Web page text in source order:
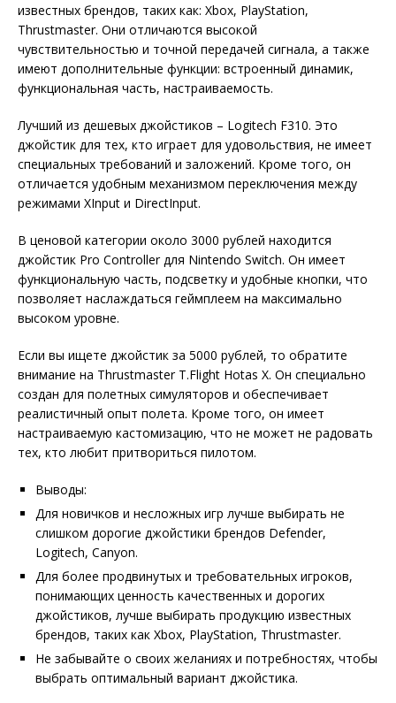
известных брендов, таких как: Xbox, PlayStation,
Thrustmaster. Они отличаются высокой
чувствительностью и точной передачей сигнала, а также
имеют дополнительные функции: встроенный динамик,
функциональная часть, настраиваемость.
Лучший из дешевых джойстиков – Logitech F310. Это
джойстик для тех, кто играет для удовольствия, не имеет
специальных требований и заложений. Кроме того, он
отличается удобным механизмом переключения между
режимами XInput и DirectInput.
В ценовой категории около 3000 рублей находится
джойстик Pro Controller для Nintendo Switch. Он имеет
функциональную часть, подсветку и удобные кнопки, что
позволяет наслаждаться геймплеем на максимально
высоком уровне.
Если вы ищете джойстик за 5000 рублей, то обратите
внимание на Thrustmaster T.Flight Hotas X. Он специально
создан для полетных симуляторов и обеспечивает
реалистичный опыт полета. Кроме того, он имеет
настраиваемую кастомизацию, что не может не радовать
тех, кто любит притвориться пилотом.
Выводы:
Для новичков и несложных игр лучше выбирать не
слишком дорогие джойстики брендов Defender,
Logitech, Canyon.
Для более продвинутых и требовательных игроков,
понимающих ценность качественных и дорогих
джойстиков, лучше выбирать продукцию известных
брендов, таких как Xbox, PlayStation, Thrustmaster.
Не забывайте о своих желаниях и потребностях, чтобы
выбрать оптимальный вариант джойстика.